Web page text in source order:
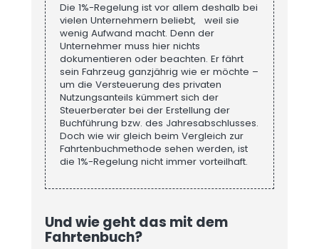
Die 1%-Regelung ist vor allem deshalb bei
vielen Unternehmern beliebt, weil sie
wenig Aufwand macht. Denn der
Unternehmer muss hier nichts
dokumentieren oder beachten. Er fährt
sein Fahrzeug ganzjährig wie er möchte –
um die Versteuerung des privaten
Nutzungsanteils kümmert sich der
Steuerberater bei der Erstellung der
Buchführung bzw. des Jahresabschlusses.
Doch wie wir gleich beim Vergleich zur
Fahrtenbuchmethode sehen werden, ist
die 1%-Regelung nicht immer vorteilhaft.
Und wie geht das mit dem
Fahrtenbuch?